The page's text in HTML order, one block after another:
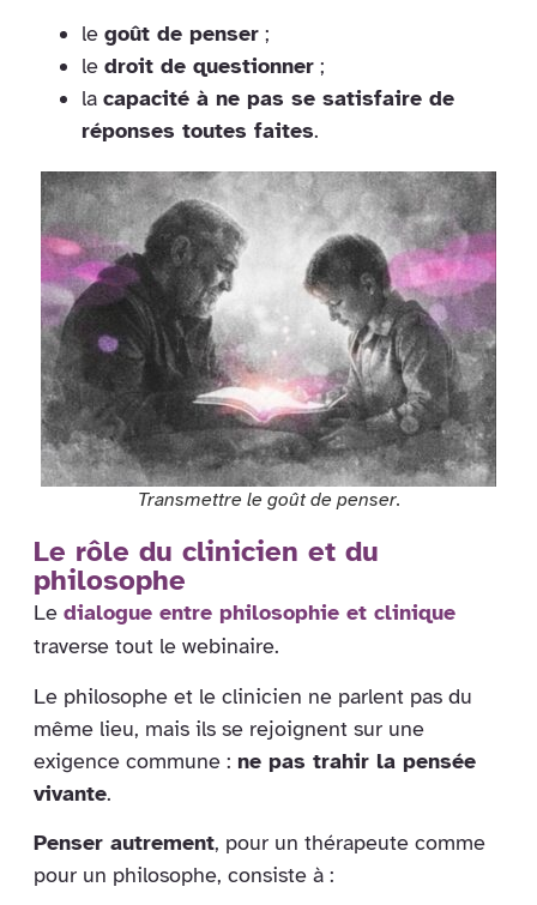
le goût de penser ;
le droit de questionner ;
la capacité à ne pas se satisfaire de
réponses toutes faites.
Transmettre le goût de penser.
Le rôle du clinicien et du
philosophe
Le dialogue entre philosophie et clinique
traverse tout le webinaire.
Le philosophe et le clinicien ne parlent pas du
même lieu, mais ils se rejoignent sur une
exigence commune : ne pas trahir la pensée
vivante.
Penser autrement, pour un thérapeute comme
pour un philosophe, consiste à :